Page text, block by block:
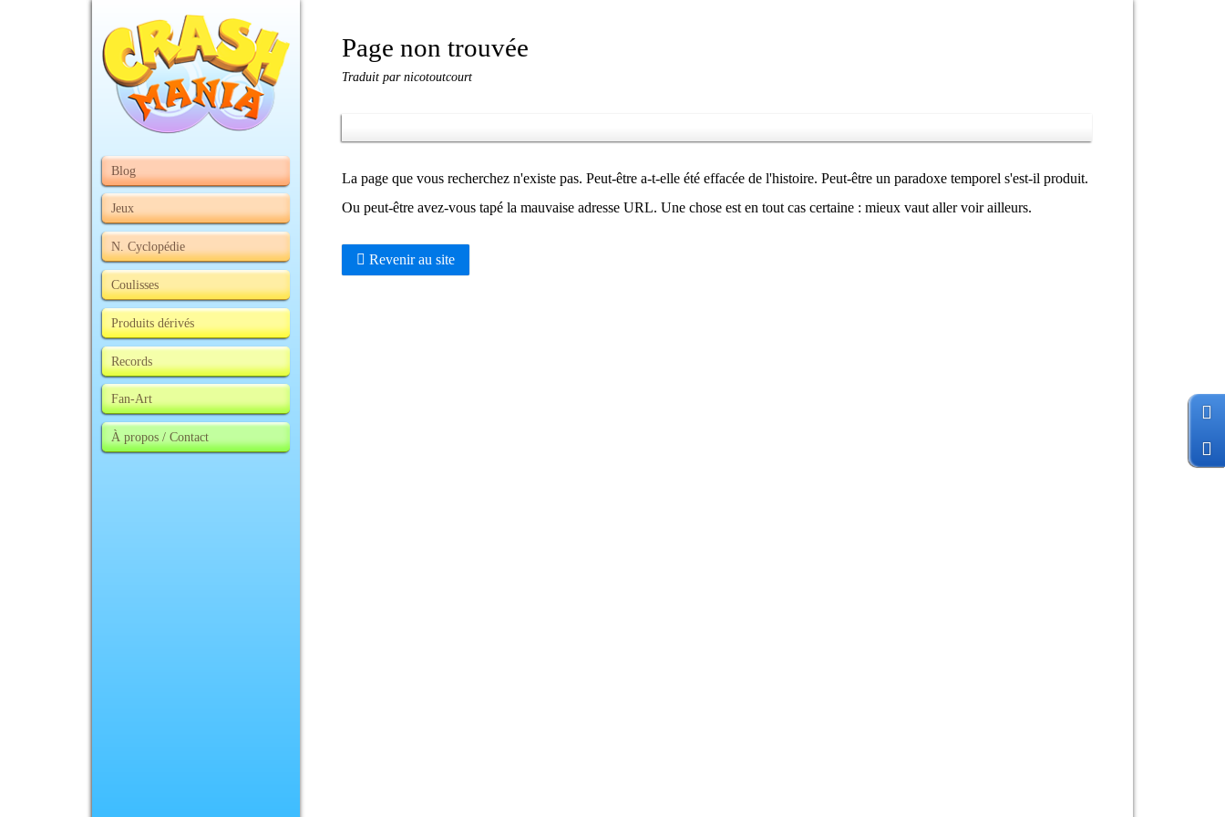
Blog
Jeux
N. Cyclopédie
Coulisses
Produits dérivés
Records
Fan-Art
À propos / Contact
Page non trouvée
Traduit par nicotoutcourt
La page que vous recherchez n'existe pas. Peut-être a-t-elle été effacée de l'histoire. Peut-être un paradoxe temporel s'est-il produit.
Ou peut-être avez-vous tapé la mauvaise adresse URL. Une chose est en tout cas certaine : mieux vaut aller voir ailleurs.
Revenir au site